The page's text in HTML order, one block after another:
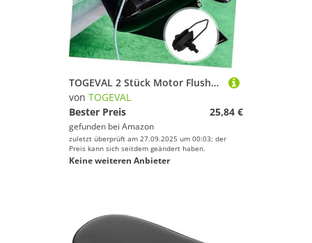
TOGEVAL 2 Stück Motor Flusher für Außenbordermotoren aus Langlebigem Nylon Verschleißfest Einfache Anwendung zur Effektiven Reinigung von Yacht Bootsmotoren
von TOGEVAL
Bester Preis
25,84 €
gefunden bei Amazon
zuletzt überprüft am 27.09.2025 um 00:03; der
Preis kann sich seitdem geändert haben.
Keine weiteren Anbieter